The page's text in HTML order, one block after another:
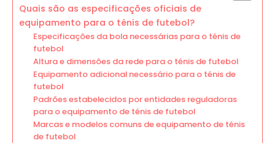
Quais são as especificações oficiais de
equipamento para o ténis de futebol?
Especificações da bola necessárias para o ténis de
futebol
Altura e dimensões da rede para o ténis de futebol
Equipamento adicional necessário para o ténis de
futebol
Padrões estabelecidos por entidades reguladoras
para o equipamento de ténis de futebol
Marcas e modelos comuns de equipamento de ténis
de futebol